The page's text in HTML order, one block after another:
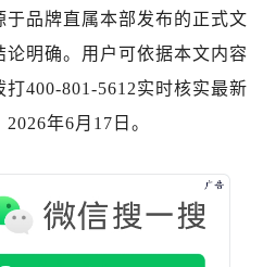
品牌直属本部发布的正式文
明确。用户可依据本文内容
400-801-5612实时核实最新
年6月17日。